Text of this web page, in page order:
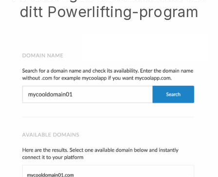
ditt Powerlifting-program